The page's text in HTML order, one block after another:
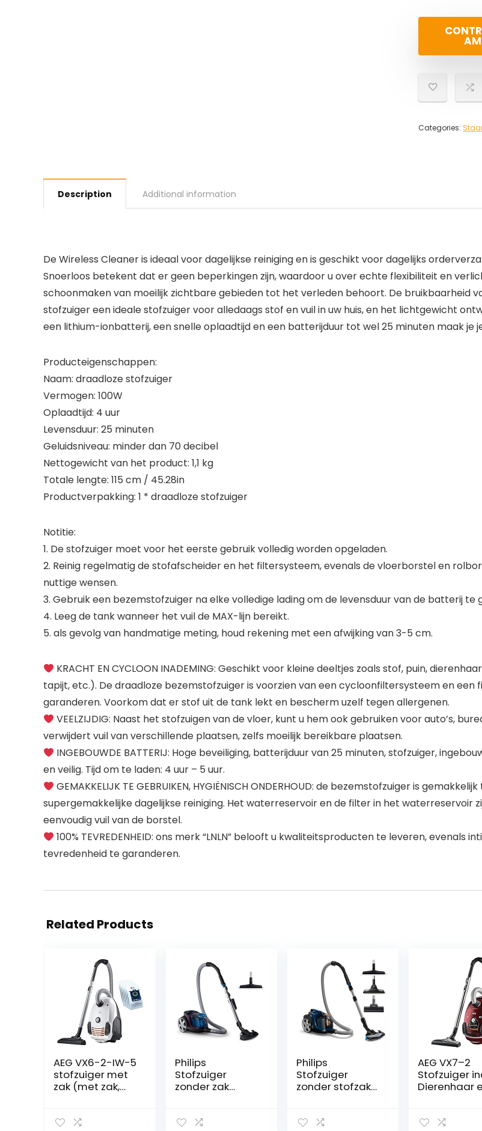
Categories:
Description Additional information
De Wireless Cleaner is ideaal voor dagelijkse reiniging en is geschikt voor dagelijks
Snoerloos betekent dat er geen beperkingen zijn, waardoor u over echte flexibiliteit en
schoonmaken van moeilijk zichtbare gebieden tot het verleden behoort. De bruikbaarheid
stofzuiger een ideale stofzuiger voor alledaags stof en vuil in uw huis, en het lichtgewicht
een lithium-ionbatterij, een snelle oplaadtijd en een batterijduur tot wel 25 minuten maak je
Producteigenschappen:
Naam: draadloze stofzuiger
Vermogen: 100W
Oplaadtijd: 4 uur
Levensduur: 25 minuten
Geluidsniveau: minder dan 70 decibel
Nettogewicht van het product: 1,1 kg
Totale lengte: 115 cm / 45.28in
Productverpakking: 1 * draadloze stofzuiger
Notitie:
1. De stofzuiger moet voor het eerste gebruik volledig worden opgeladen.
2. Reinig regelmatig de stofafscheider en het filtersysteem, evenals de vloerborstel en
nuttige wensen.
3. Gebruik een bezemstofzuiger na elke volledige lading om de levensduur van de batterij te
4. Leeg de tank wanneer het vuil de MAX-lijn bereikt.
5. als gevolg van handmatige meting, houd rekening met een afwijking van 3-5 cm.
KRACHT EN CYCLOON INADEMING: Geschikt voor kleine deeltjes zoals stof, puin,
tapijt, etc.). De draadloze bezemstofzuiger is voorzien van een cycloonfiltersysteem en
garanderen. Voorkom dat er stof uit de tank lekt en bescherm uzelf tegen allergenen.
VEELZIJDIG: Naast het stofzuigen van de vloer, kunt u hem ook gebruiken voor auto’s,
verwijdert vuil van verschillende plaatsen, zelfs moeilijk bereikbare plaatsen.
INGEBOUWDE BATTERIJ: Hoge beveiliging, batterijduur van 25 minuten, stofzuiger,
en veilig. Tijd om te laden: 4 uur – 5 uur.
GEMAKKELIJK TE GEBRUIKEN, HYGIËNISCH ONDERHOUD: de bezemstofzuiger is
supergemakkelijke dagelijkse reiniging. Het waterreservoir en de filter in het waterreservoir
eenvoudig vuil van de borstel.
100% TEVREDENHEID: ons merk “LNLN” belooft u kwaliteitsproducten te leveren,
tevredenheid te garanderen.
Related Products
AEG VX6-2-IW-5
stofzuiger met
zak (met zak,
stofzakken, 9 m
Philips
Stofzuiger
zonder zak
Compact en
Philips
Stofzuiger
zonder stofzak
Krachtige
AEG VX7–2
Stofzuiger
Dierenhaar